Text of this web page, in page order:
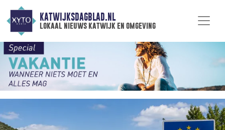
KATWIJKSDAGBLAD.NL
lokaal nieuws katwijk en omgeving